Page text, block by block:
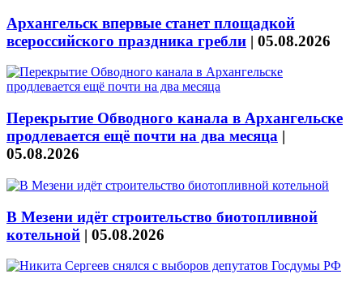
Архангельск впервые станет площадкой
всероссийского праздника гребли | 05.08.2026
Перекрытие Обводного канала в Архангельске
продлевается ещё почти на два месяца |
05.08.2026
В Мезени идёт строительство биотопливной
котельной | 05.08.2026